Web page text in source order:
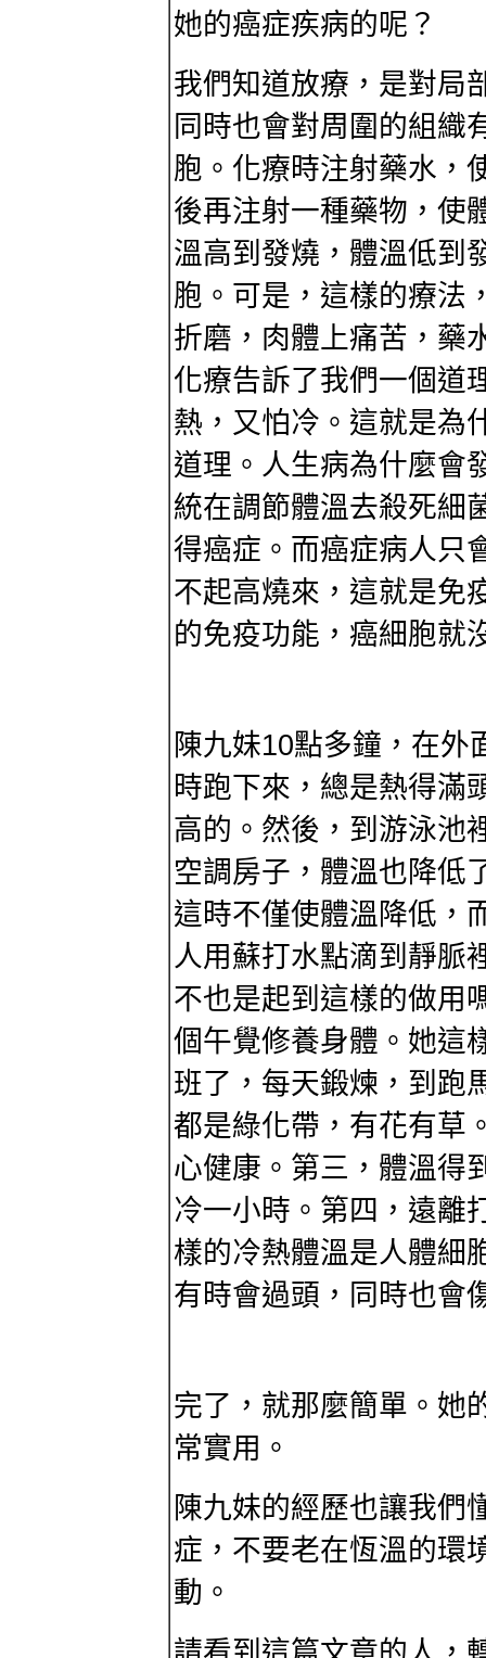
她的癌症疾病的呢？
我們知道放療，是對局
同時也會對周圍的組織
胞。化療時注射藥水，
後再注射一種藥物，使
溫高到發燒，體溫低到
胞。可是，這樣的療法
折磨，肉體上痛苦，藥
化療告訴了我們一個道
熱，又怕冷。這就是為
道理。人生病為什麼會
統在調節體溫去殺死細
得癌症。而癌症病人只
不起高燒來，這就是免
的免疫功能，癌細胞就
陳九妹10點多鐘，在外
時跑下來，總是熱得滿
高的。然後，到游泳池
空調房子，體溫也降低
這時不僅使體溫降低，
人用蘇打水點滴到靜脈
不也是起到這樣的做用
個午覺修養身體。她這
班了，每天鍛煉，到跑
都是綠化帶，有花有草
心健康。第三，體溫得
冷一小時。第四，遠離
樣的冷熱體溫是人體細
有時會過頭，同時也會
完了，就那麼簡單。她
常實用。
陳九妹的經歷也讓我們
症，不要老在恆溫的環
動。